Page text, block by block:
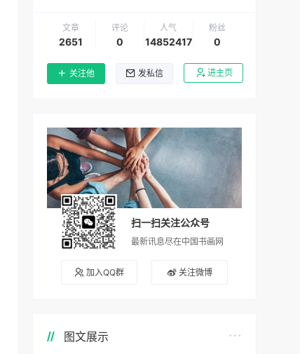
文章
2651
评论
0
人气
14852417
粉丝
0
关注他 发私信 进主页
扫一扫关注公众号
最新讯息尽在中国书画网
加入QQ群 关注微博
图文展示